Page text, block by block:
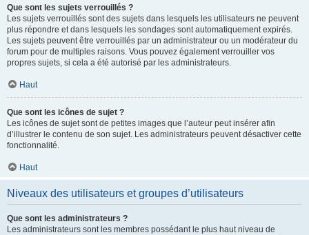
Que sont les sujets verrouillés ?
Les sujets verrouillés sont des sujets dans lesquels les utilisateurs ne peuvent
plus répondre et dans lesquels les sondages sont automatiquement expirés.
Les sujets peuvent être verrouillés par un administrateur ou un modérateur du
forum pour de multiples raisons. Vous pouvez également verrouiller vos
propres sujets, si cela a été autorisé par les administrateurs.
Haut
Que sont les icônes de sujet ?
Les icônes de sujet sont de petites images que l’auteur peut insérer afin
d’illustrer le contenu de son sujet. Les administrateurs peuvent désactiver cette
fonctionnalité.
Haut
Niveaux des utilisateurs et groupes d’utilisateurs
Que sont les administrateurs ?
Les administrateurs sont les membres possédant le plus haut niveau de